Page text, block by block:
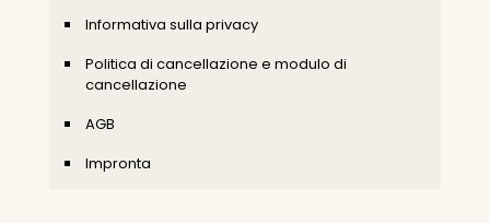
Informativa sulla privacy
Politica di cancellazione e modulo di
cancellazione
AGB
Impronta